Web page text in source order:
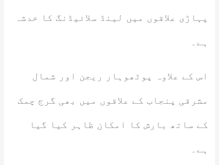
پہاڑی علاقوں میں لینڈ سلائیڈنگ کا خدشہ
ہے۔
اس کے علاوہ پوٹھوہار ریجن اور شمال
مشرقی پنجاب کے علاقوں میں بھی گرج چمک
کے ساتھ بارش کا امکان ظاہر کیا گیا
ہے۔